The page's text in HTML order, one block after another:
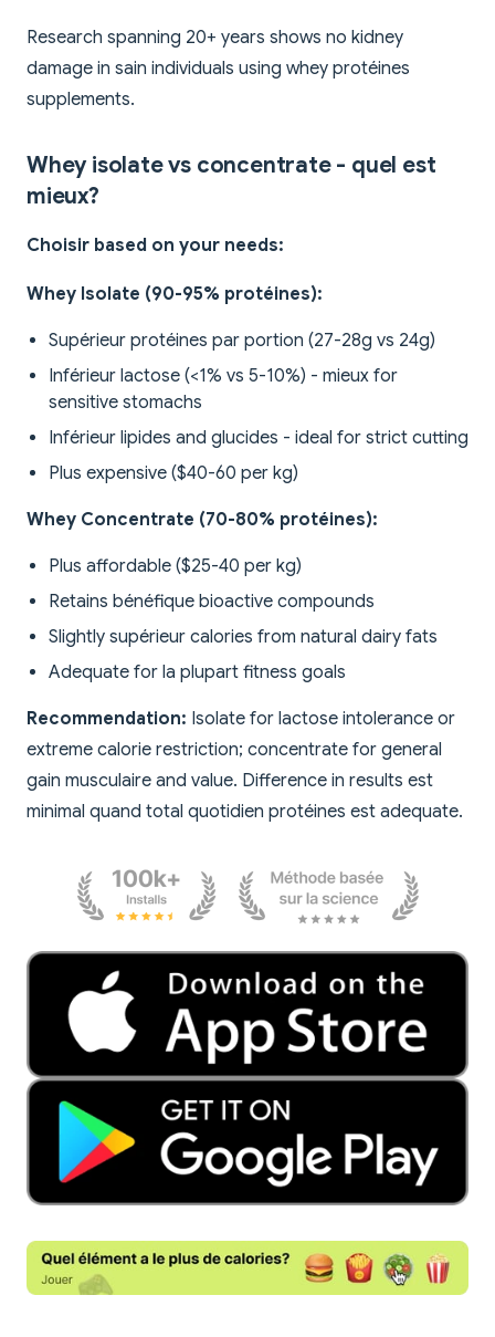
Research spanning 20+ years shows no kidney
damage in sain individuals using whey protéines
supplements.
Whey isolate vs concentrate - quel est
mieux?
Choisir based on your needs:
Whey Isolate (90-95% protéines):
Supérieur protéines par portion (27-28g vs 24g)
Inférieur lactose (<1% vs 5-10%) - mieux for
sensitive stomachs
Inférieur lipides and glucides - ideal for strict cutting
Plus expensive ($40-60 per kg)
Whey Concentrate (70-80% protéines):
Plus affordable ($25-40 per kg)
Retains bénéfique bioactive compounds
Slightly supérieur calories from natural dairy fats
Adequate for la plupart fitness goals
Recommendation: Isolate for lactose intolerance or
extreme calorie restriction; concentrate for general
gain musculaire and value. Difference in results est
minimal quand total quotidien protéines est adequate.